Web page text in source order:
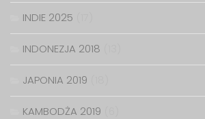
INDIE 2025
INDONEZJA 2018
JAPONIA 2019
KAMBODŻA 2019